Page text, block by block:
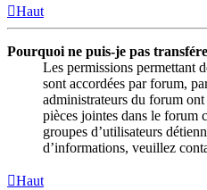
Haut
Pourquoi ne puis-je pas
Les permissions permettant
sont accordées par forum,
administrateurs du forum
pièces jointes dans le forum
groupes d’utilisateurs
d’informations, veuillez
Haut